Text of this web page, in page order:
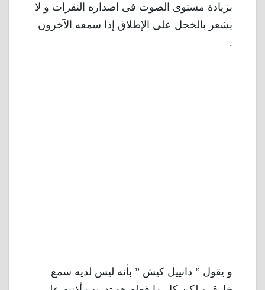
بزيادة مستوى الصوت فى اصداره النقرات و لا
يشعر بالخجل على الإطلاق إذا سمعه الآخرون
.
و يقول ” دانييل كيش ” بأنه ليس لديه سمع